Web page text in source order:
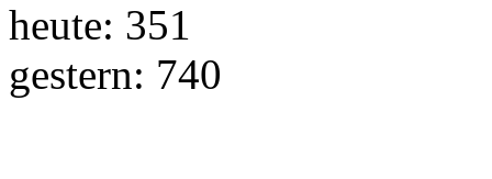
heute: 351
gestern: 740